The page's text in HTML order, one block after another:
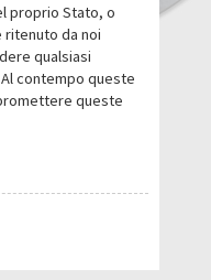
proprio Stato, o
ritenuto da noi
qualsiasi
contempo queste
queste